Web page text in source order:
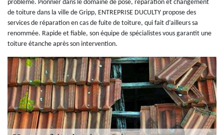
problème. Pionnier dans le domaine de pose, réparation et changement
de toiture dans la ville de Gripp, ENTREPRISE DUCULTY propose des
services de réparation en cas de fuite de toiture, qui fait d’ailleurs sa
renommée. Rapide et fiable, son équipe de spécialistes vous garantit une
toiture étanche après son intervention.